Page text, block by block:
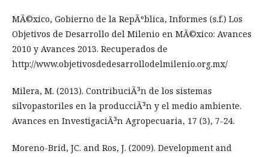
MÃ©xico, Gobierno de la RepÃºblica, Informes (s.f.) Los
Objetivos de Desarrollo del Milenio en MÃ©xico: Avances
2010 y Avances 2013. Recuperados de
http://www.objetivosdedesarrollodelmilenio.org.mx/
Milera, M. (2013). ContribuciÃ³n de los sistemas
silvopastoriles en la producciÃ³n y el medio ambiente.
Avances en InvestigaciÃ³n Agropecuaria, 17 (3), 7-24.
Moreno-Brid, JC. and Ros, J. (2009). Development and